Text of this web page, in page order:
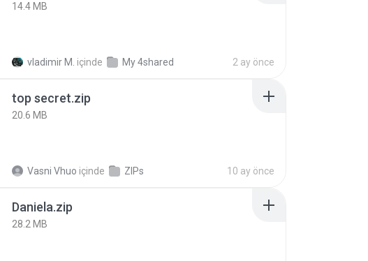
14.4 MB
vladimir M. içinde My 4shared 2 ay önce
top secret.zip
20.6 MB
Vasni Vhuo içinde ZIPs 10 ay önce
Daniela.zip
28.2 MB